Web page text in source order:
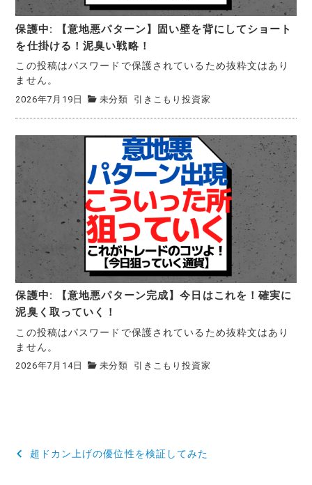
保護中: 【意地悪パターン】固い壁を背にしてショート
を仕掛ける！泥臭い戦略！
この投稿はパスワードで保護されているため抜粋文はあり
ません。
2026年7月19日 未分類 引きこもり投資家
保護中: 【意地悪パターン完成】今日はこれを！確実に
泥臭く取っていく！
この投稿はパスワードで保護されているため抜粋文はあり
ません。
2026年7月14日 未分類 引きこもり投資家
投
超ドカン上げの優位性を検証してみた